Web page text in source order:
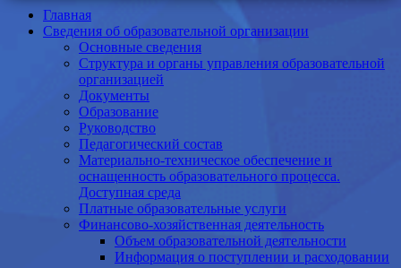
Главная
Сведения об образовательной организации
Основные сведения
Структура и органы управления образовательной
организацией
Документы
Образование
Руководство
Педагогический состав
Материально-техническое обеспечение и
оснащенность образовательного процесса.
Доступная среда
Платные образовательные услуги
Финансово-хозяйственная деятельность
Объем образовательной деятельности
Информация о поступлении и расходовании